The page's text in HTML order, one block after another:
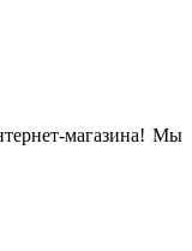
магазина! Мы